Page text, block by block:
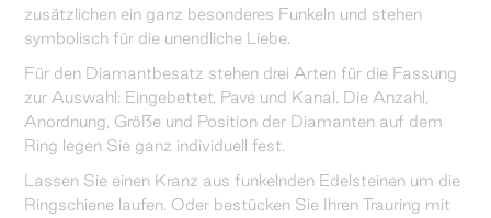
zusätzlichen ein ganz besonderes Funkeln und stehen
symbolisch für die unendliche Liebe.
Für den Diamantbesatz stehen drei Arten für die Fassung
zur Auswahl: Eingebettet, Pavé und Kanal. Die Anzahl,
Anordnung, Größe und Position der Diamanten auf dem
Ring legen Sie ganz individuell fest.
Lassen Sie einen Kranz aus funkelnden Edelsteinen um die
Ringschiene laufen. Oder bestücken Sie Ihren Trauring mit